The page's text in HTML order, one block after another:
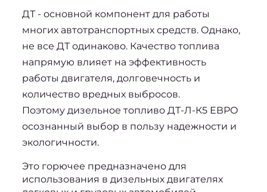
ДТ - основной компонент для работы
многих автотранспортных средств. Однако,
не все ДТ одинаково. Качество топлива
напрямую влияет на эффективность
работы двигателя, долговечность и
количество вредных выбросов.
Поэтому дизельное топливо ДТ-Л-К5 ЕВРО
осознанный выбор в пользу надежности и
экологичности.
Это горючее предназначено для
использования в дизельных двигателях